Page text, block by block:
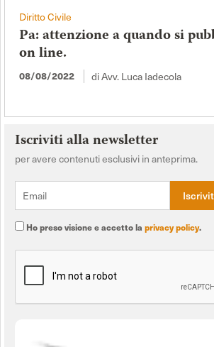
Diritto Civile
Pa: attenzione a quando si
on line.
08/08/2022 di Avv. Luca Iadecola
Iscriviti alla newsletter
per avere contenuti esclusivi in anteprima.
Ho preso visione e accetto la privacy policy.